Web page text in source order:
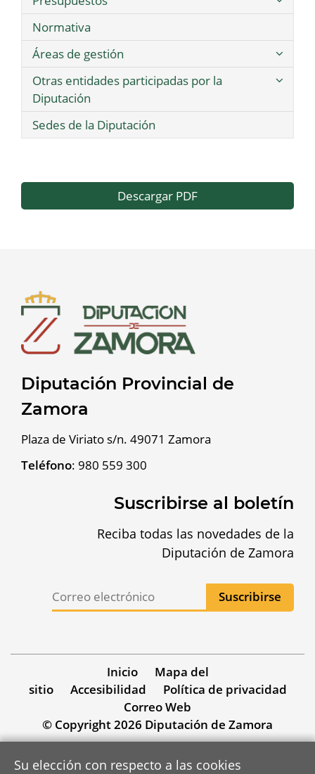
Normativa
Áreas de gestión
Otras entidades participadas por la
Diputación
Sedes de la Diputación
Descargar PDF
Diputación Provincial de
Zamora
Plaza de Viriato s/n. 49071 Zamora
Teléfono: 980 559 300
Suscribirse al boletín
Reciba todas las novedades de la
Diputación de Zamora
Inicio
Mapa del
sitio
Accesibilidad
Política de privacidad
Correo Web
© Copyright 2026 Diputación de Zamora
Su elección con respecto a las cookies